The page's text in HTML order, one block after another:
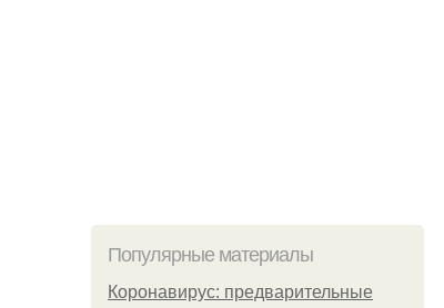
Популярные материалы
Коронавирус: предварительные